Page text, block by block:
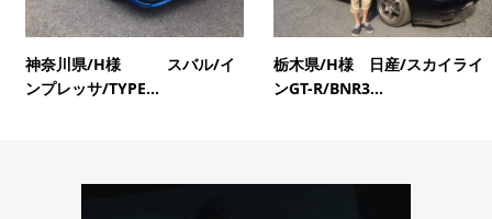
神奈川県/H様 スバル/イ
ンプレッサ/TYPE...
栃木県/H様 日産/スカイライ
ンGT-R/BNR3...